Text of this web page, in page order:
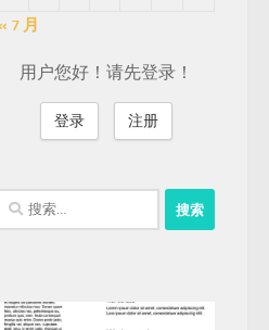
7 月
用户您好！请先登录！
登录 注册
搜
索：